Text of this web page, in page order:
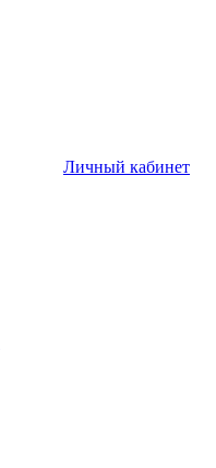
Личный кабинет